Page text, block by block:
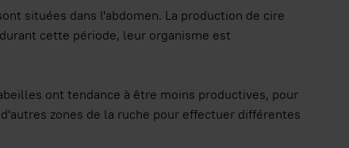
situées dans l'abdomen. La production de cire
cette période, leur organisme est
ont tendance à être moins productives, pour
zones de la ruche pour effectuer différentes